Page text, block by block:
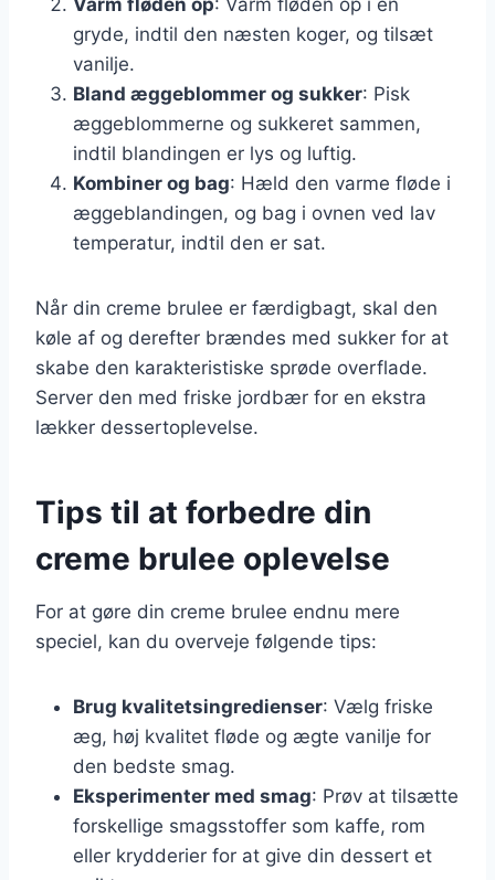
gryde, indtil den næsten koger, og tilsæt
vanilje.
Bland æggeblommer og sukker: Pisk
æggeblommerne og sukkeret sammen,
indtil blandingen er lys og luftig.
Kombiner og bag: Hæld den varme fløde i
æggeblandingen, og bag i ovnen ved lav
temperatur, indtil den er sat.
Når din creme brulee er færdigbagt, skal den
køle af og derefter brændes med sukker for at
skabe den karakteristiske sprøde overflade.
Server den med friske jordbær for en ekstra
lækker dessertoplevelse.
Tips til at forbedre din
creme brulee oplevelse
For at gøre din creme brulee endnu mere
speciel, kan du overveje følgende tips:
Brug kvalitetsingredienser: Vælg friske
æg, høj kvalitet fløde og ægte vanilje for
den bedste smag.
Eksperimenter med smag: Prøv at tilsætte
forskellige smagsstoffer som kaffe, rom
eller krydderier for at give din dessert et